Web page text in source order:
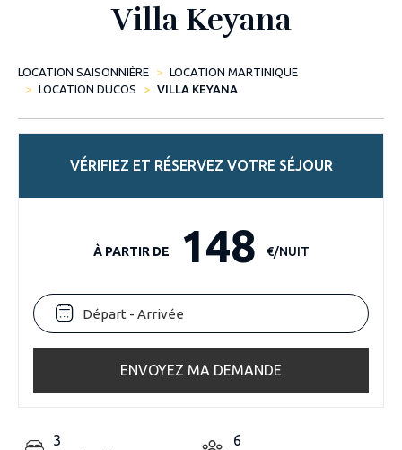
Villa Keyana
LOCATION SAISONNIÈRE
LOCATION MARTINIQUE
LOCATION DUCOS
VILLA KEYANA
VÉRIFIEZ ET RÉSERVEZ VOTRE SÉJOUR
À PARTIR DE 148 €/NUIT
ENVOYEZ MA DEMANDE
3 6